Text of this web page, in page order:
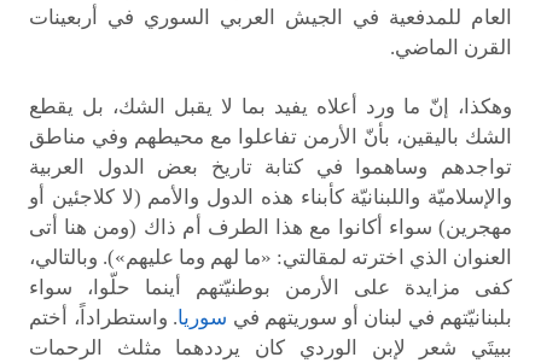
العام للمدفعية في الجيش العربي السوري في أربعينات
القرن الماضي.
وهكذا، إنّ ما ورد أعلاه يفيد بما لا يقبل الشك، بل يقطع
الشك باليقين، بأنّ الأرمن تفاعلوا مع محيطهم وفي مناطق
تواجدهم وساهموا في كتابة تاريخ بعض الدول العربية
والإسلاميّة واللبنانيّة كأبناء هذه الدول والأمم (لا كلاجئين أو
مهجرين) سواء أكانوا مع هذا الطرف أم ذاك (ومن هنا أتى
العنوان الذي اخترته لمقالتي: «ما لهم وما عليهم»). وبالتالي،
كفى مزايدة على الأرمن بوطنيّتهم أينما حلّوا، سواء
بلبنانيّتهم في لبنان أو سوريتهم في سوريا. واستطراداً، أختم
ببيتَي شعر لإبن الوردي كان يرددهما مثلث الرحمات